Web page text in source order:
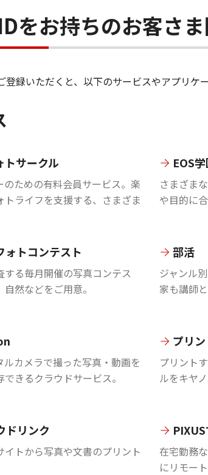
をお持ちのお客さ
登録いただくと、以下のサービスやアプリケ
トサークル
のための有料会員サービス。楽
トライフを支援する、さまざま
EOS
さまざま
や目的に
ォトコンテスト
する毎月開催の写真コンテス
然などをご用意。
部活
ジャンル
家も講師
ルカメラで撮った写真・動画を
きるクラウドサービス。
プリ
プリント
ルをキヤ
ドリンク
イトから写真や文書のプリント
在宅勤務
にリモー